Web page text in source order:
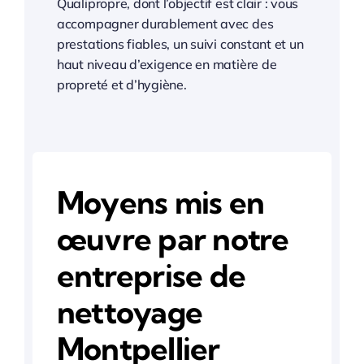
Qualipropre, dont l’objectif est clair : vous
accompagner durablement avec des
prestations fiables, un suivi constant et un
haut niveau d’exigence en matière de
propreté et d’hygiène.
Moyens mis en
œuvre par notre
entreprise de
nettoyage
Montpellier